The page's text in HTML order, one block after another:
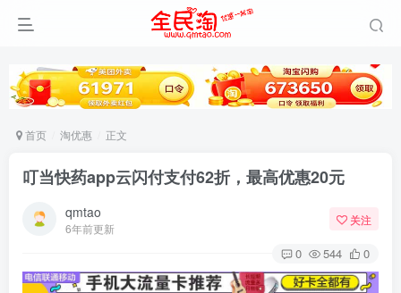
首页 淘优惠 正文
叮当快药app云闪付支付62折，最高优惠20元
qmtao
6年前更新
关注
0 544 0